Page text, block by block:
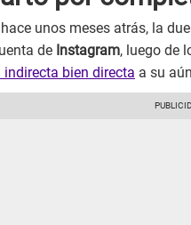
unos meses atrás, la
de Instagram, luego de
bien directa a su